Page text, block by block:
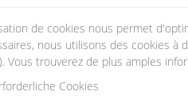
de cookies nous permet
nous utilisons des cookies à
Vous trouverez de plus amples
Cookies